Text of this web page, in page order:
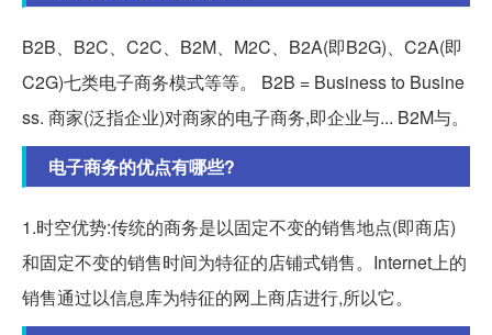
B2B、B2C、C2C、B2M、M2C、B2A(即B2G)、C2A(即
C2G)七类电子商务模式等等。 B2B = Business to Busine
ss. 商家(泛指企业)对商家的电子商务,即企业与... B2M与。
电子商务的优点有哪些?
1.时空优势:传统的商务是以固定不变的销售地点(即商店)
和固定不变的销售时间为特征的店铺式销售。Internet上的
销售通过以信息库为特征的网上商店进行,所以它。